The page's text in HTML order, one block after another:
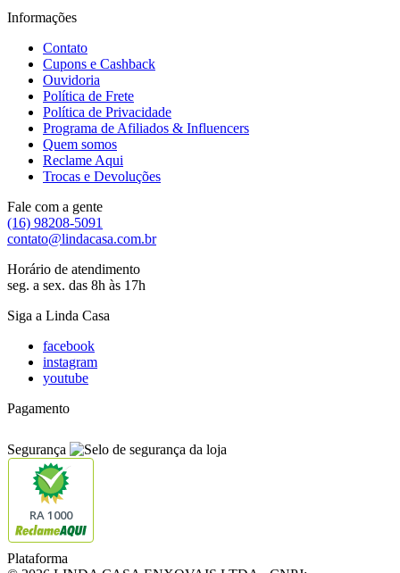
Informações
Contato
Cupons e Cashback
Ouvidoria
Política de Frete
Política de Privacidade
Programa de Afiliados & Influencers
Quem somos
Reclame Aqui
Trocas e Devoluções
Fale com a gente
(16) 98208-5091
contato@lindacasa.com.br
Horário de atendimento
seg. a sex. das 8h às 17h
Siga a Linda Casa
facebook
instagram
youtube
Pagamento
Segurança
RA 1000
Plataforma